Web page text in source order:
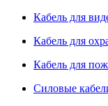
Кабель для
Кабель для
Кабель для
Силовые